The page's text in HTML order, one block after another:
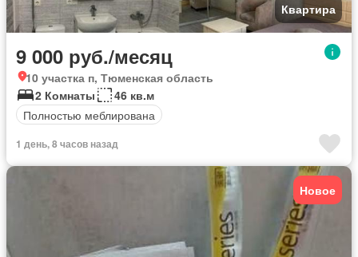
Квартира
9 000 руб./месяц
10 участка п, Тюменская область
2 Комнаты
46 кв.м
Полностью меблирована
1 день, 8 часов назад
Новое